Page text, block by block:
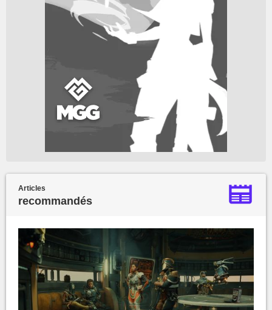
Articles
recommandés